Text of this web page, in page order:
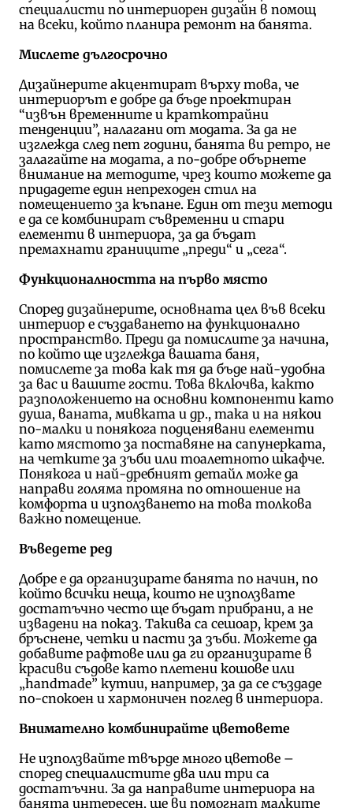
специалисти по интериорен дизайн в помощ
на всеки, който планира ремонт на банята.
Мислете дългосрочно
Дизайнерите акцентират върху това, че
интериорът е добре да бъде проектиран
“извън временните и краткотрайни
тенденции”, налагани от модата. За да не
изглежда след пет години, банята ви ретро, не
залагайте на модата, а по-добре обърнете
внимание на методите, чрез които можете да
придадете един непреходен стил на
помещението за къпане. Един от тези методи
е да се комбинират съвременни и стари
елементи в интериора, за да бъдат
премахнати границите „преди“ и „сега“.
Функционалността на първо място
Според дизайнерите, основната цел във всеки
интериор е създаването на функционално
пространство. Преди да помислите за начина,
по който ще изглежда вашата баня,
помислете за това как тя да бъде най-удобна
за вас и вашите гости. Това включва, както
разположението на основни компоненти като
душа, ваната, мивката и др., така и на някои
по-малки и понякога подценявани елементи
като мястото за поставяне на сапунерката,
на четките за зъби или тоалетното шкафче.
Понякога и най-дребният детайл може да
направи голяма промяна по отношение на
комфорта и използването на това толкова
важно помещение.
Въведете ред
Добре е да организирате банята по начин, по
който всички неща, които не използвате
достатъчно често ще бъдат прибрани, а не
извадени на показ. Такива са сешоар, крем за
бръснене, четки и пасти за зъби. Можете да
добавите рафтове или да ги организирате в
красиви съдове като плетени кошове или
„handmade” кутии, например, за да се създаде
по-спокоен и хармоничен поглед в интериора.
Внимателно комбинирайте цветовете
Не използвайте твърде много цветове –
според специалистите два или три са
достатъчни. За да направите интериора на
банята интересен, ще ви помогнат малките